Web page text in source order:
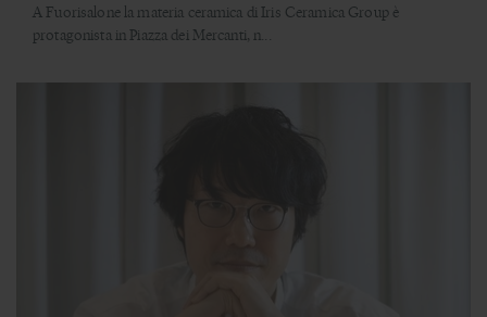
A Fuorisalone la materia ceramica di Iris Ceramica Group è
protagonista in Piazza dei Mercanti, n...